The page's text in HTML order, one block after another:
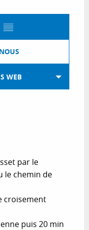
▒▒
WEB
par le
le chemin de
croisement
puis 20 min